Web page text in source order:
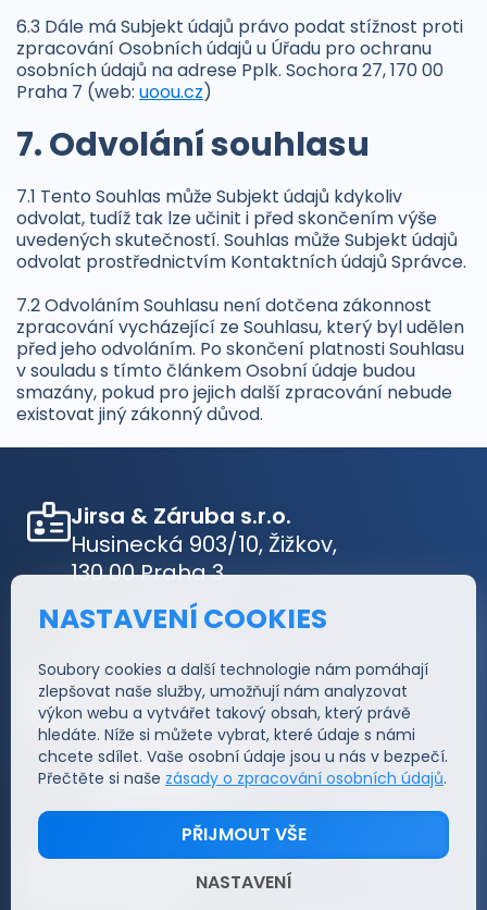
6.3 Dále má Subjekt údajů právo podat stížnost proti
zpracování Osobních údajů u Úřadu pro ochranu
osobních údajů na adrese Pplk. Sochora 27, 170 00
Praha 7 (web: uoou.cz)
7. Odvolání souhlasu
7.1 Tento Souhlas může Subjekt údajů kdykoliv
odvolat, tudíž tak lze učinit i před skončením výše
uvedených skutečností. Souhlas může Subjekt údajů
odvolat prostřednictvím Kontaktních údajů Správce.
7.2 Odvoláním Souhlasu není dotčena zákonnost
zpracování vycházející ze Souhlasu, který byl udělen
před jeho odvoláním. Po skončení platnosti Souhlasu
v souladu s tímto článkem Osobní údaje budou
smazány, pokud pro jejich další zpracování nebude
existovat jiný zákonný důvod.
Jirsa & Záruba s.r.o.
Husinecká 903/10, Žižkov,
130 00 Praha 3
IČ: 05348633
DIČ: CZ05348633
jakub@j-z.cz
@JirsaZaruba
Informace
Cena
Reference
Affiliate program
Funkce
Prodejní kanály
Katalog zboží
Zpracování osobních údajů
Obchodní podmínky
NASTAVENÍ COOKIES
Soubory cookies a další technologie nám pomáhají
zlepšovat naše služby, umožňují nám analyzovat
výkon webu a vytvářet takový obsah, který právě
hledáte. Níže si můžete vybrat, které údaje s námi
chcete sdílet. Vaše osobní údaje jsou u nás v bezpečí.
Přečtěte si naše zásady o zpracování osobních údajů.
NASTAVENÍ
PŘIJMOUT VŠE